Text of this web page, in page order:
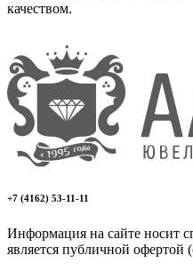
качеством.
+7 (4162) 53-11-11
Информация на сайте носит
является публичной офертой